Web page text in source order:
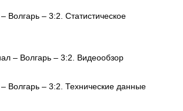
Волгарь – 3:2. Статистическое
– Волгарь – 3:2. Видеообзор
Волгарь – 3:2. Технические данные